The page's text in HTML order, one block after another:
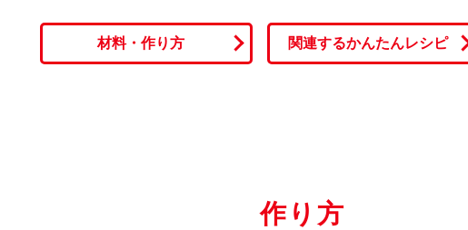
材料・作り方 関連するかんたんレシピ
作り方